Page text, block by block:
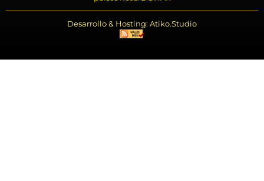
Desarrollo & Hosting: Atiko.Studio